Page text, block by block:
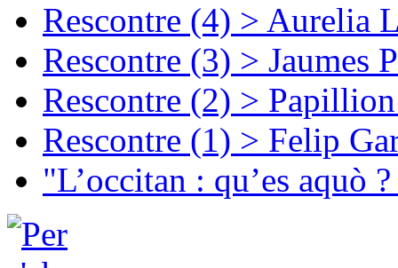
Rescontre (4) > Aurelia
Rescontre (3) > Jaumes
Rescontre (2) >
Rescontre (1) > Felip
"L’occitan : qu’es aquò